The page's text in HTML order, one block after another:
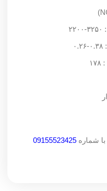
شماره 09155523425